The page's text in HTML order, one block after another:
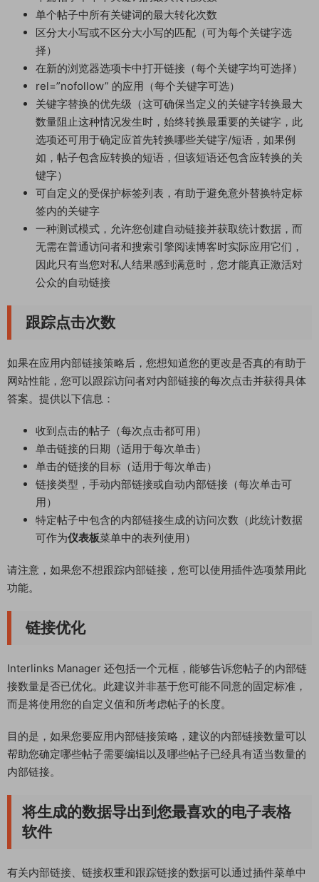
单个帖子中所有关键词的最大转化次数
区分大小写或不区分大小写的匹配（可为每个关键字选
择）
在新的浏览器选项卡中打开链接（每个关键字均可选择）
rel=”nofollow” 的应用（每个关键字可选）
关键字替换的优先级（这可确保当定义的关键字转换最大
数量阻止这种情况发生时，始终转换最重要的关键字，此
选项还可用于确定应首先转换哪些关键字/短语，如果例
如，帖子包含应转换的短语，但该短语还包含应转换的关
键字）
可自定义的受保护标签列表，有助于避免意外替换特定标
签内的关键字
一种测试模式，允许您创建自动链接并获取统计数据，而
无需在普通访问者和搜索引擎阅读博客时实际应用它们，
因此只有当您对私人结果感到满意时，您才能真正激活对
公众的自动链接
跟踪点击次数
如果在应用内部链接策略后，您想知道您的更改是否真的有助于
网站性能，您可以跟踪访问者对内部链接的每次点击并获得具体
答案。提供以下信息：
收到点击的帖子（每次点击都可用）
单击链接的日期（适用于每次单击）
单击的链接的目标（适用于每次单击）
链接类型，手动内部链接或自动内部链接（每次单击可
用）
特定帖子中包含的内部链接生成的访问次数（此统计数据
可作为仪表板菜单中的表列使用）
请注意，如果您不想跟踪内部链接，您可以使用插件选项禁用此
功能。
链接优化
Interlinks Manager 还包括一个元框，能够告诉您帖子的内部链
接数量是否已优化。此建议并非基于您可能不同意的固定标准，
而是将使用您的自定义值和所考虑帖子的长度。
目的是，如果您要应用内部链接策略，建议的内部链接数量可以
帮助您确定哪些帖子需要编辑以及哪些帖子已经具有适当数量的
内部链接。
将生成的数据导出到您最喜欢的电子表格
软件
有关内部链接、链接权重和跟踪链接的数据可以通过插件菜单中